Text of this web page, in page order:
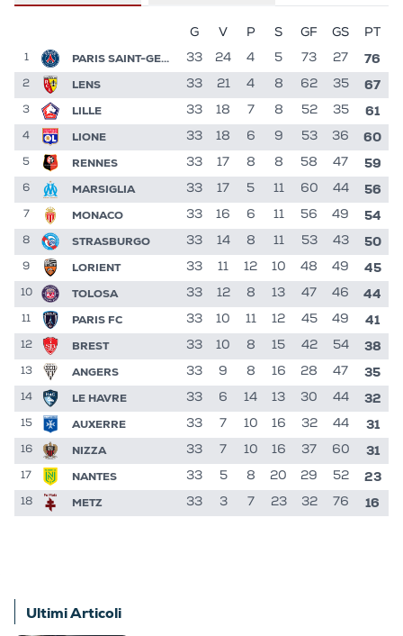
G V P S GF GS PT
1 PARIS SAINT-GERMAIN 33 24 4 5 73 27 76
2 LENS 33 21 4 8 62 35 67
3 LILLE 33 18 7 8 52 35 61
4 LIONE 33 18 6 9 53 36 60
5 RENNES 33 17 8 8 58 47 59
6 MARSIGLIA 33 17 5 11 60 44 56
7 MONACO 33 16 6 11 56 49 54
8 STRASBURGO 33 14 8 11 53 43 50
9 LORIENT 33 11 12 10 48 49 45
10 TOLOSA 33 12 8 13 47 46 44
11 PARIS FC 33 10 11 12 45 49 41
12 BREST 33 10 8 15 42 54 38
13 ANGERS 33 9 8 16 28 47 35
14 LE HAVRE 33 6 14 13 30 44 32
15 AUXERRE 33 7 10 16 32 44 31
16 NIZZA 33 7 10 16 37 60 31
17 NANTES 33 5 8 20 29 52 23
18 METZ 33 3 7 23 32 76 16
Ultimi Articoli